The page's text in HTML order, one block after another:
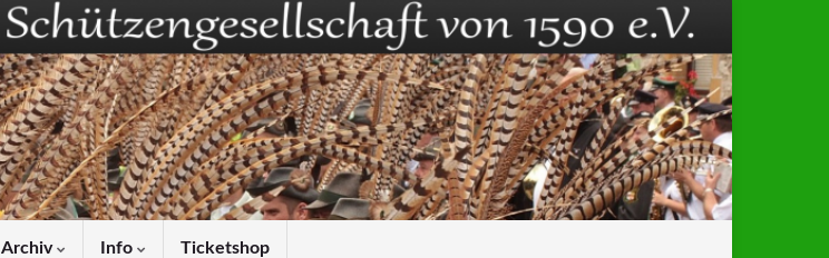
Archiv Info Ticketshop